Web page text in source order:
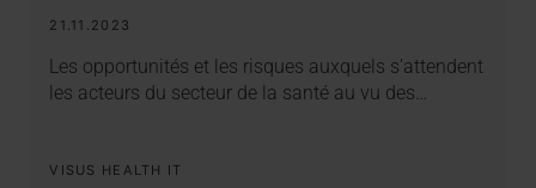
21.11.2023
Les opportunités et les risques auxquels s’attendent
les acteurs du secteur de la santé au vu des…
VISUS HEALTH IT